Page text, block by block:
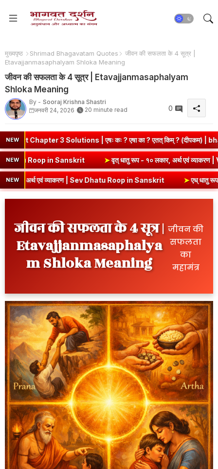
मुख्यपृष्ठ Shrimad Bhagavatam Quotes
जीवन की सफलता के 4 सूत्र |
Etavajjanmasaphalyam Shloka Meaning
जीवन की सफलता के 4 सूत्र | Etavajjanmasaphalyam
Shloka Meaning
By - Sooraj Krishna Shastri
जनवरी 24, 2026
20 minute read 0
NEW
3 Solutions | एषः कः ? एषा का ? एतत् किम् ? (दीपकम) |
NEW
एवं व्याकरण | Kri Dhatu Roop in Sanskrit ➤वृत् धातु रूप - १० लकार,
NEW
एवं व्याकरण | Sev Dhatu Roop in Sanskrit ➤एध् धातु रूप - १०
जीवन की सफलता के 4 सूत्र |
Etavajjanmasaphalya
m Shloka Meaning
जीवन की
सफलता
का
महामंत्र